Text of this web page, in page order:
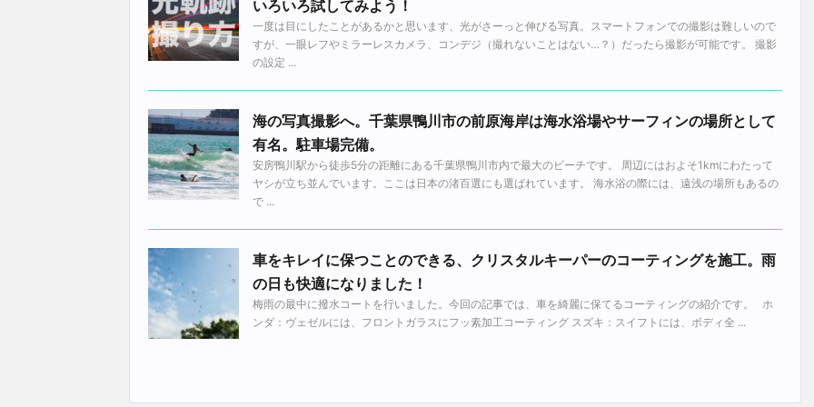
いろいろ試してみよう！
一度は目にしたことがあるかと思います、光がさーっと伸びる写真。スマートフォンでの撮影は難しいので
すが、一眼レフやミラーレスカメラ、コンデジ（撮れないことはない…？）だったら撮影が可能です。 撮影
の設定 ...
海の写真撮影へ。千葉県鴨川市の前原海岸は海水浴場やサーフィンの場所として
有名。駐車場完備。
安房鴨川駅から徒歩5分の距離にある千葉県鴨川市内で最大のビーチです。 周辺にはおよそ1kmにわたって
ヤシが立ち並んでいます。ここは日本の渚百選にも選ばれています。 海水浴の際には、遠浅の場所もあるの
で ...
車をキレイに保つことのできる、クリスタルキーパーのコーティングを施工。雨
の日も快適になりました！
梅雨の最中に撥水コートを行いました。今回の記事では、車を綺麗に保てるコーティングの紹介です。 ホ
ンダ：ヴェゼルには、フロントガラスにフッ素加工コーティング スズキ：スイフトには、ボディ全 ...